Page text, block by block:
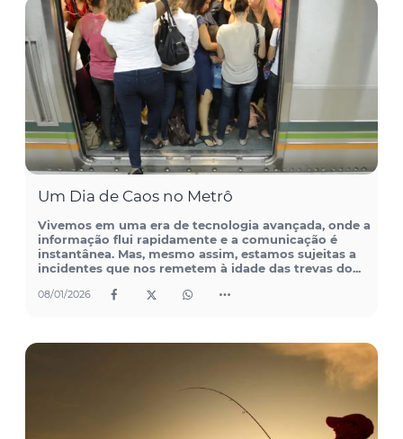
Um Dia de Caos no Metrô
Vivemos em uma era de tecnologia avançada, onde a
informação flui rapidamente e a comunicação é
instantânea. Mas, mesmo assim, estamos sujeitas a
incidentes que nos remetem à idade das trevas do...
08/01/2026